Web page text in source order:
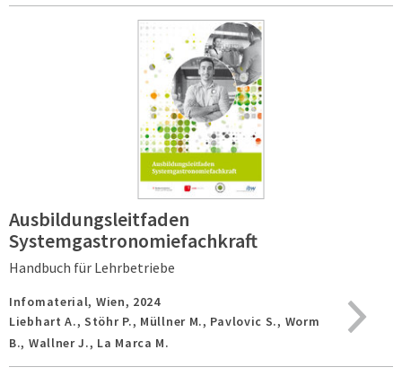
Ausbildungsleitfaden
Systemgastronomiefachkraft
Handbuch für Lehrbetriebe
Infomaterial, Wien, 2024
Liebhart A., Stöhr P., Müllner M., Pavlovic S., Worm
B., Wallner J., La Marca M.